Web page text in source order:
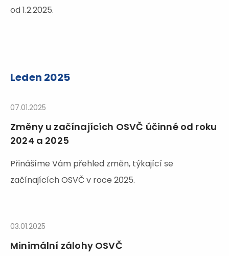
od 1.2.2025.
Leden 2025
07.01.2025
Změny u začínajících OSVČ účinné od roku
2024 a 2025
Přinášíme Vám přehled změn, týkající se
začínajících OSVČ v roce 2025.
03.01.2025
Minimální zálohy OSVČ